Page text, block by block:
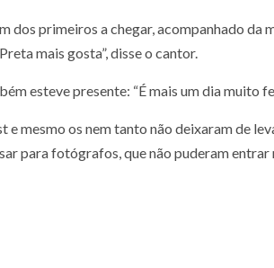
dos primeiros a chegar, acompanhado
mais gosta”, disse o cantor.
esteve presente: “É mais um dia muito
e mesmo os nem tanto não deixaram de
para fotógrafos, que não puderam